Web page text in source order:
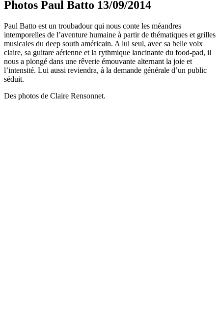
Photos Paul Batto 13/09/2014
Paul Batto est un troubadour qui nous conte les méandres
intemporelles de l’aventure humaine à partir de thématiques et grilles
musicales du deep south américain. A lui seul, avec sa belle voix
claire, sa guitare aérienne et la rythmique lancinante du food-pad, il
nous a plongé dans une rêverie émouvante alternant la joie et
l’intensité. Lui aussi reviendra, à la demande générale d’un public
séduit.
Des photos de Claire Rensonnet.